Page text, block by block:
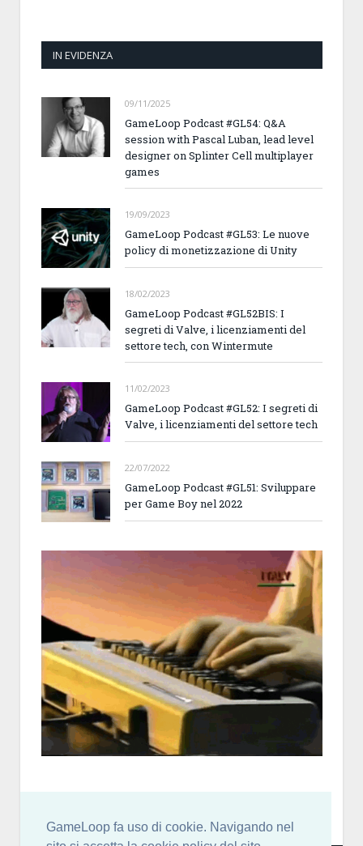
GameLoop fa uso di cookie. Navigando nel
IN EVIDENZA
09/11/2025
GameLoop Podcast #GL54: Q&A
session with Pascal Luban, lead level
designer on Splinter Cell multiplayer
games
19/09/2023
GameLoop Podcast #GL53: Le nuove
policy di monetizzazione di Unity
18/02/2023
GameLoop Podcast #GL52BIS: I
segreti di Valve, i licenziamenti del
settore tech, con Wintermute
11/02/2023
GameLoop Podcast #GL52: I segreti di
Valve, i licenziamenti del settore tech
22/07/2022
GameLoop Podcast #GL51: Sviluppare
per Game Boy nel 2022